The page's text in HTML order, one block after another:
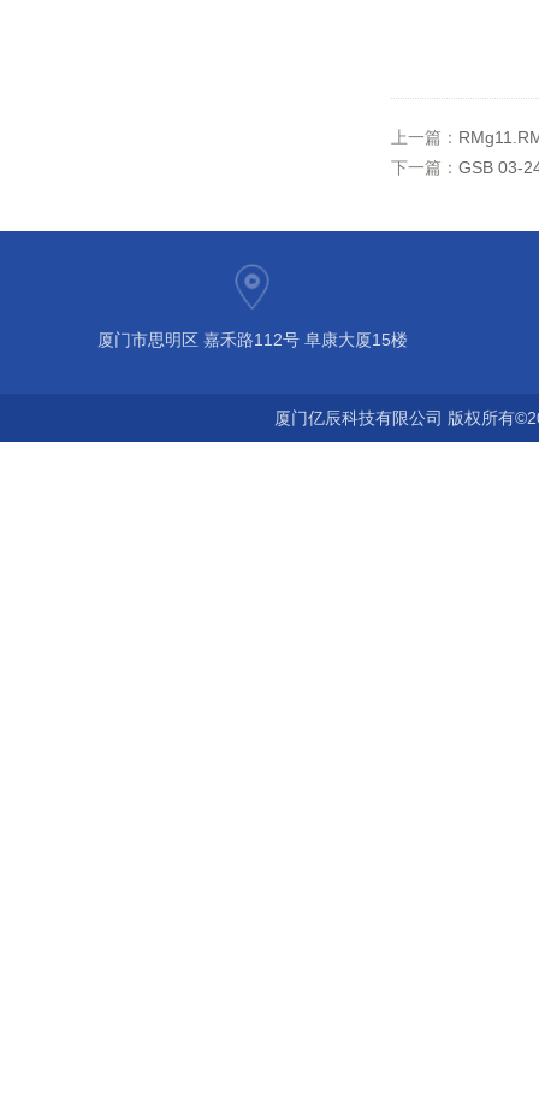
上一篇：
下一篇： GSB 03-
厦门市思明区 嘉禾路112号 阜康大厦15楼
厦门亿辰科技有限公司 版权所有